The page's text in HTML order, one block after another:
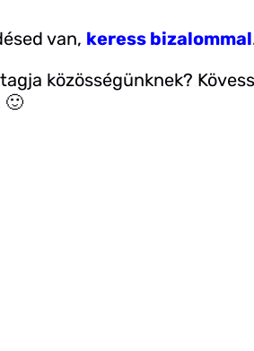
van, keress bizalommal
közösségünknek?
🙂